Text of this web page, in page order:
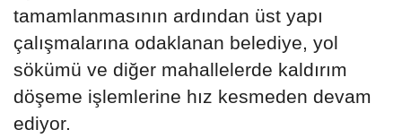
tamamlanmasının ardından üst yapı
çalışmalarına odaklanan belediye, yol
sökümü ve diğer mahallelerde kaldırım
döşeme işlemlerine hız kesmeden devam
ediyor.